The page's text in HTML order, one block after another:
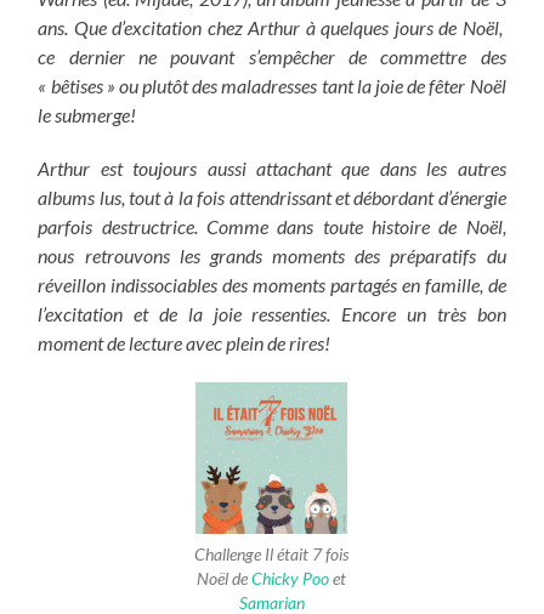
ans. Que d’excitation chez Arthur à quelques jours de Noël,
ce dernier ne pouvant s’empêcher de commettre des
« bêtises » ou plutôt des maladresses tant la joie de fêter Noël
le submerge!
Arthur est toujours aussi attachant que dans les autres
albums lus, tout à la fois attendrissant et débordant d’énergie
parfois destructrice. Comme dans toute histoire de Noël,
nous retrouvons les grands moments des préparatifs du
réveillon indissociables des moments partagés en famille, de
l’excitation et de la joie ressenties. Encore un très bon
moment de lecture avec plein de rires!
Challenge Il était 7 fois
Noël deChicky Pooet
Samarian